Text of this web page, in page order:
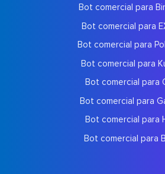
Bot comercial para
Bot comercial para
Bot comercial para
Bot comercial para
Bot comercial para
Bot comercial para
Bot comercial para
Bot comercial para